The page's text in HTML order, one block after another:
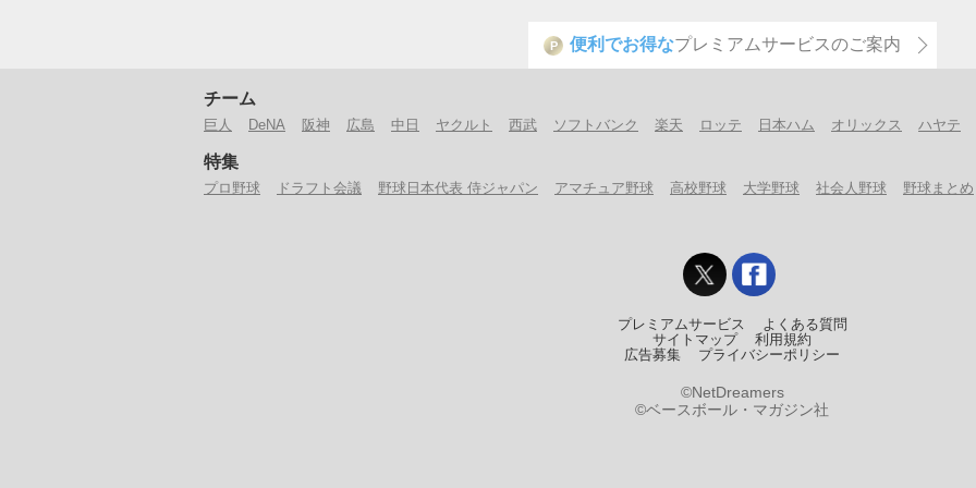
P 便利でお得なプレミアムサービスのご案内
チーム
巨人 DeNA 阪神 広島 中日 ヤクルト 西武 ソフトバンク 楽天 ロッテ 日本ハム オリックス ハヤテ
特集
プロ野球 ドラフト会議 野球日本代表 侍ジャパン アマチュア野球 高校野球 大学野球 社会人野球 野球まとめ
プレミアムサービス
よくある質問
サイトマップ
利用規約
広告募集
プライバシーポリシー
©NetDreamers
©ベースボール・マガジン社